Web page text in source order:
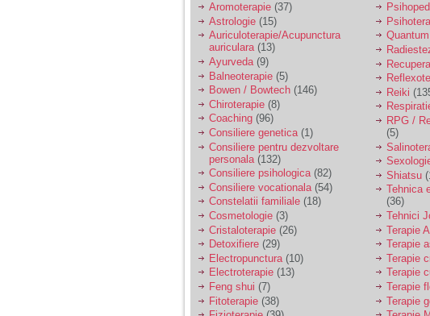
Sunt casatorita, am
31 de ani si un copil in
varsta de 2 ani care
mi-e lumina ochilor.
De ceva timp simt ca
mi s-a adunat
oboseala, o oboseala
cronica de care nu pot
scapa si simt ca din
cauza ei nu pot
controla nervii si
cateodata are copilul
de suferit.
Am o bariera peste
care nu pot trece:
prietena mea a ramas
insarcinata cu o fata.
Am fost de comun
acord sa facem un
copil, cu gandul ca e
baiat.
Aromoterapie (37)
Astrologie (15)
Auriculoterapie/Acupunctura
auriculara(13)
Ayurveda(9)
Balneoterapie (5)
Bowen / Bowtech (146)
Chiroterapie (8)
Coaching (96)
Consiliere genetica(1)
Consiliere pentru dezvoltare
personala (132)
Consiliere psihologica(82)
Consiliere vocationala (54)
Constelatii familiale (18)
Cosmetologie (3)
Cristaloterapie (26)
Detoxifiere (29)
Electropunctura (10)
Electroterapie (13)
Feng shui (7)
Fitoterapie (38)
Reiki
RPG /
(5)
Shiatsu
Tehnica
(36)
Tehnici
Terapie
Terapie
Terapie
Terapie
Terapie
Terapie